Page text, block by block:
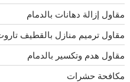
مقاول إزالة دهانات بالدمام
مقاول ترميم منازل بالقطيف
مقاول هدم وتكسير بالدمام
مكافحة حشرات